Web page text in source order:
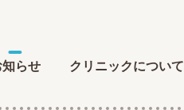
知らせ クリニックについて